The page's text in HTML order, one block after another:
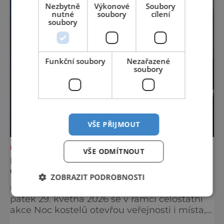
NEJKRÁSNĚJŠÍ PAMÁTKY
NOC KOSTELŮ 2026 V HUSOVĚ SBORU V
CHEBU
Odhalte tajemství chebské Schlaraffie V
pátek 29. května 2026 se v rámci celostátní
akce Noc kostelů otevřou veřejnosti i místa,
Nezbytně
nutné
soubory
Výkonové
soubory
Soubory
cílení
Funkční soubory
Nezařazené
soubory
VŠE PŘIJMOUT
VŠE ODMÍTNOUT
ZOBRAZIT PODROBNOSTI